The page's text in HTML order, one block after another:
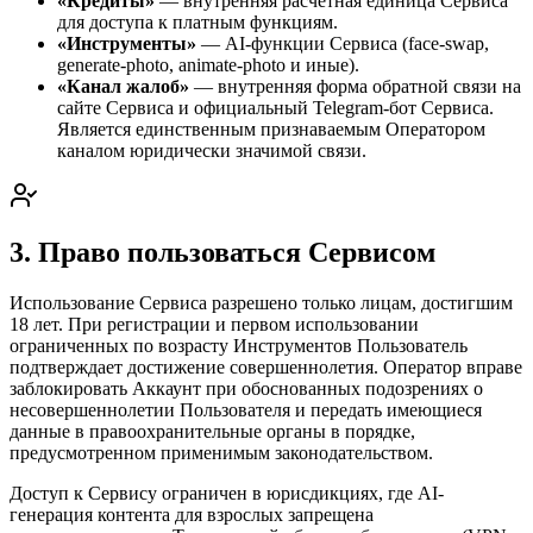
для доступа к платным функциям.
«Инструменты» — AI-функции Сервиса (face-swap,
generate-photo, animate-photo и иные).
«Канал жалоб» — внутренняя форма обратной связи на
сайте Сервиса и официальный Telegram-бот Сервиса.
Является единственным признаваемым Оператором
каналом юридически значимой связи.
3. Право пользоваться Сервисом
Использование Сервиса разрешено только лицам, достигшим
18 лет. При регистрации и первом использовании
ограниченных по возрасту Инструментов Пользователь
подтверждает достижение совершеннолетия. Оператор вправе
заблокировать Аккаунт при обоснованных подозрениях о
несовершеннолетии Пользователя и передать имеющиеся
данные в правоохранительные органы в порядке,
предусмотренном применимым законодательством.
Доступ к Сервису ограничен в юрисдикциях, где AI-
генерация контента для взрослых запрещена